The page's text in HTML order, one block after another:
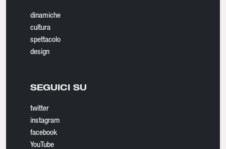
dinamiche
cultura
spettacolo
design
SEGUICI SU
twitter
instagram
facebook
YouTube